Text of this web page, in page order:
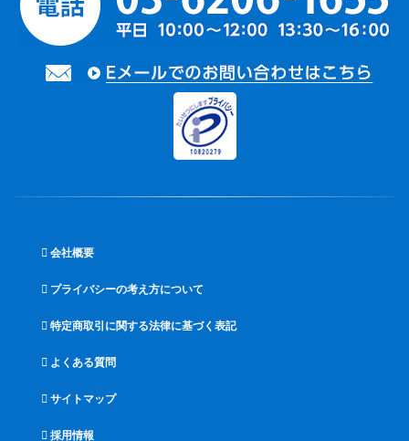
会社概要
プライバシーの考え方について
特定商取引に関する法律に基づく表記
よくある質問
サイトマップ
採用情報